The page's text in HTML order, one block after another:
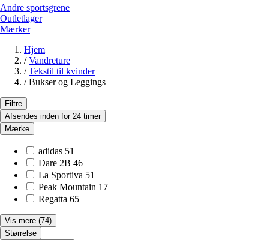
Andre sportsgrene
Outletlager
Mærker
Hjem
/ Vandreture
/ Tekstil til kvinder
/ Bukser og Leggings
Filtre
Afsendes inden for 24 timer
Mærke
adidas 51
Dare 2B 46
La Sportiva 51
Peak Mountain 17
Regatta 65
Vis mere (74)
Størrelse